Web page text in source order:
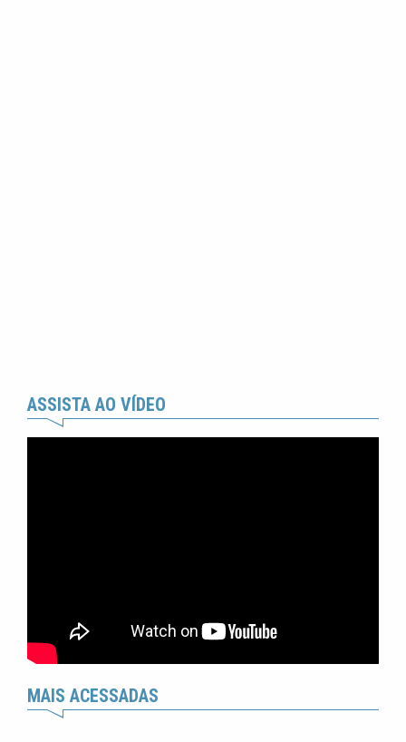
ASSISTA AO VÍDEO
MAIS ACESSADAS